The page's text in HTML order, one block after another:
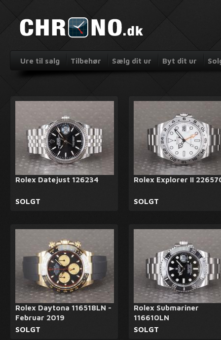
Ure til salg Tilbehør Sælg dit ur Byt dit ur
Rolex Datejust 126234
SOLGT
Rolex Explorer II
SOLGT
Rolex Daytona 116518LN -
Februar 2019
SOLGT
Rolex Submariner
116610LN
SOLGT